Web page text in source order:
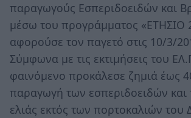
παραγωγούς Εσπεριδοειδών και
μέσω του προγράμματος «ΕΤΗΣΙΟ
αφορούσε τον παγετό στις 10/3/
Σύμφωνα με τις εκτιμήσεις του
φαινόμενο προκάλεσε ζημιά έως
παραγωγή των εσπεριδοειδών και
ελιάς εκτός των πορτοκαλιών